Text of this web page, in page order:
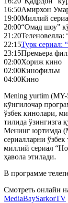
16:50Амирхон
19:00Миллий
20:00“Омад шоу”
21:20Теленовелла:
22:15Турк сериал:
23:15Премьера
02:00Хориж кино
02:00Кинофильм
04:00Кино
Mening yurtim
кўнгилочар
ўзбек кинолари,
тилида ўзингизга
Менинг юртимда
сериалларни
миллий сериал
ҳавола этилади.
В программе
Смотреть онлайн
MediaBaySarkorTV